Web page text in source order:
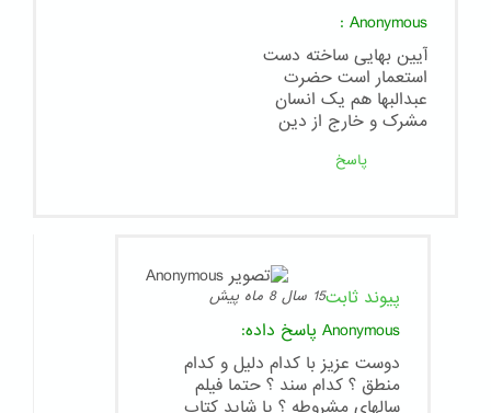
Anonymous
:
آیین بهایی ساخته دست
استعمار است حضرت
عبدالبها هم یک انسان
مشرک و خارج از دین
پاسخ
پیوند ثابت15 سال 8 ماه پیش
Anonymous پاسخ داده:
دوست عزیز با کدام دلیل و کدام
منطق ؟ کدام سند ؟ حتما فیلم